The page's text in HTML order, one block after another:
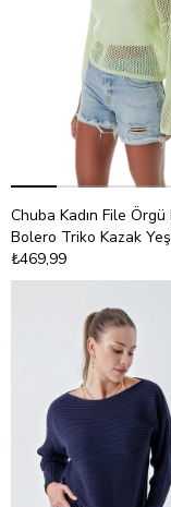
Chuba Kadın File Örgü
Bolero Triko Kazak
23S1006
₺469,99